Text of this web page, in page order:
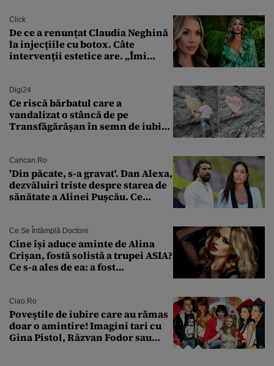
Click
De ce a renunțat Claudia Neghină
la injecțiile cu botox. Câte
intervenții estetice are. „Îmi
Digi24
Ce riscă bărbatul care a
vandalizat o stâncă de pe
Transfăgărășan în semn de iubire
Cancan.ro
'Din păcate, s-a gravat'. Dan Alexa,
dezvăluiri triste despre starea de
sănătate a Alinei Pușcău. Ce
Ce Se Întâmplă Doctore
Cine își aduce aminte de Alina
Crișan, fostă solistă a trupei ASIA?
Ce s-a ales de ea: a fost
Ciao.ro
Poveştile de iubire care au rămas
doar o amintire! Imagini tari cu
Gina Pistol, Răzvan Fodor sau